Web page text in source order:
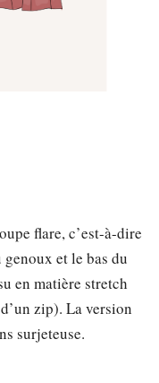
flare, c’est-à-dire
et le bas du
en matière stretch
zip). La version
surjeteuse.